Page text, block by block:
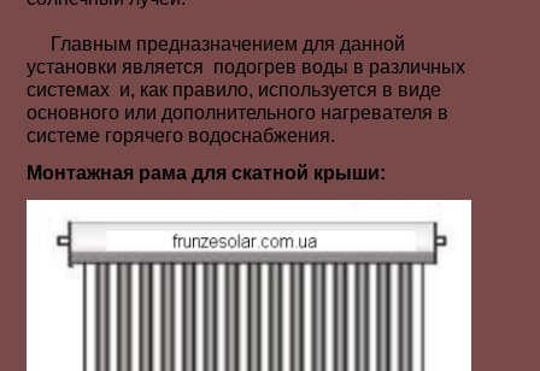
Главным предназначением для данной
установки является подогрев воды в различных
системах и, как правило, используется в виде
основного или дополнительного нагревателя в
системе горячего водоснабжения.
Монтажная рама для скатной крыши: